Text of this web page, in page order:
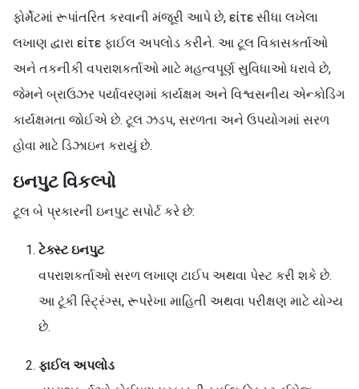
ફોર્મેટમાં રૂપાંતરિત કરવાની મંજૂરી આપે છે, είτε સીધા લખેલા
લખાણ દ્વારા είτε ફાઈલ અપલોડ કરીને. આ ટૂલ વિકાસકર્તાઓ
અને તકનીકી વપરાશકર્તાઓ માટે મહત્વપૂર્ણ સુવિધાઓ ધરાવે છે,
જેમને બ્રાઉઝર પર્યાવરણમાં કાર્યક્ષમ અને વિશ્વસનીય એન્કોડિંગ
કાર્યક્ષમતા જોઈએ છે. ટૂલ ઝડપ, સરળતા અને ઉપયોગમાં સરળ
હોવા માટે ડિઝાઇન કરાયું છે.
ઇનપુટ વિકલ્પો
ટૂલ બે પ્રકારની ઇનપુટ સપોર્ટ કરે છે:
ટેક્સ્ટ ઇનપુટ
વપરાશકર્તાઓ સરળ લખાણ ટાઈપ અથવા પેસ્ટ કરી શકે છે.
આ ટૂંકી સ્ટ્રિંગ્સ, રૂપરેખા માહિતી અથવા પરીક્ષણ માટે યોગ્ય
છે.
ફાઈલ અપલોડ